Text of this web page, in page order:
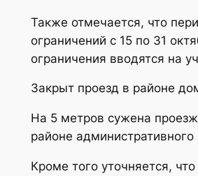
Также отмечается, что
ограничений с 15 по 31
ограничения вводятся на
Закрыт проезд в районе
На 5 метров сужена
районе
Кроме того уточняется,